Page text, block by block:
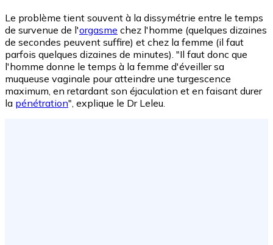
Le problème tient souvent à la dissymétrie entre le temps
de survenue de l'orgasme chez l'homme (quelques dizaines
de secondes peuvent suffire) et chez la femme (il faut
parfois quelques dizaines de minutes). "Il faut donc que
l'homme donne le temps à la femme d'éveiller sa
muqueuse vaginale pour atteindre une turgescence
maximum, en retardant son éjaculation et en faisant durer
la pénétration", explique le Dr Leleu.